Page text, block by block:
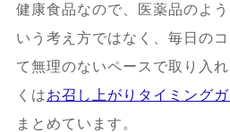
健康食品なので、医薬品のよ
いう考え方ではなく、毎日の
て無理のないペースで取り入
くはお召し上がりタイミングガ
まとめています。